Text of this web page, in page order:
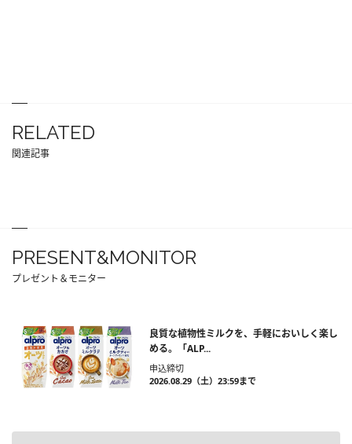
RELATED
関連記事
PRESENT&MONITOR
プレゼント＆モニター
良質な植物性ミルクを、手軽においしく楽し
める。「ALP...
申込締切
2026.08.29（土）23:59まで